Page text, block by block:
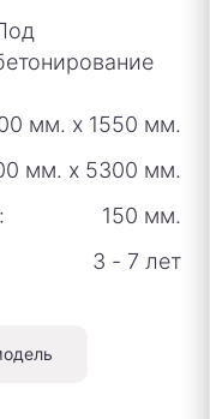
мм. х 1550 мм.
мм. х 5300 мм.
150 мм.
3 - 7 лет